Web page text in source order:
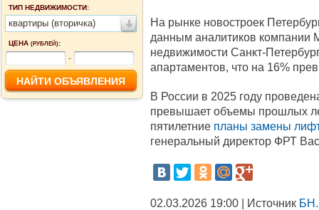
ТИП НЕДВИЖИМОСТИ:
квартиры (вторичка)
ЦЕНА (РУБЛЕЙ):
-
На рынке новостроек
данным аналитиков компании
недвижимости Санкт-
апартаментов, что на 16%
В России в 2025 году
превышает объемы прошлых
пятилетние планы замены
генеральный директор ФРТ
02.03.2026 19:00 | Источник